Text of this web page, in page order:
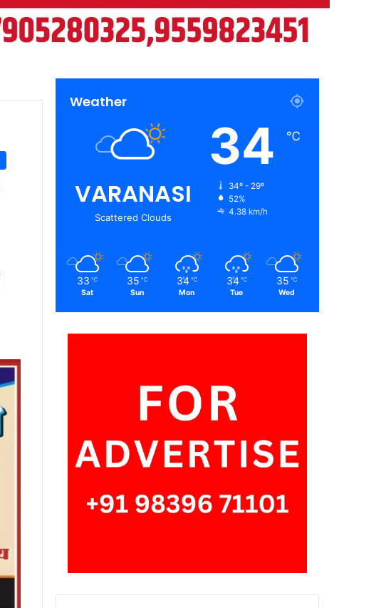
Weather
VARANASI
Scattered Clouds
34 ℃
34º - 29º
52%
4.38 km/h
33 ℃
Sat
35 ℃
Sun
34 ℃
Mon
34 ℃
Tue
35 ℃
Wed